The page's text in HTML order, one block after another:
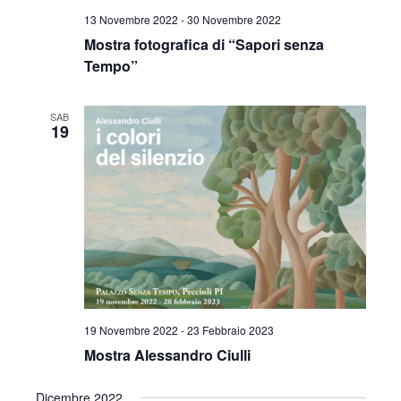
i
t
e
N
a
v
i
g
n
e
13 Novembre 2022 -30 Novembre 2022
Mostra fotografica di “Sapori senza
Tempo”
SAB
19
19 Novembre 2022 -23 Febbraio 2023
Mostra Alessandro Ciulli